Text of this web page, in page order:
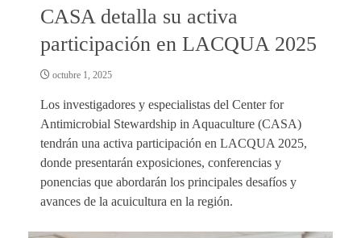
CASA detalla su activa
participación en LACQUA 2025
octubre 1, 2025
Los investigadores y especialistas del Center for
Antimicrobial Stewardship in Aquaculture (CASA)
tendrán una activa participación en LACQUA 2025,
donde presentarán exposiciones, conferencias y
ponencias que abordarán los principales desafíos y
avances de la acuicultura en la región.